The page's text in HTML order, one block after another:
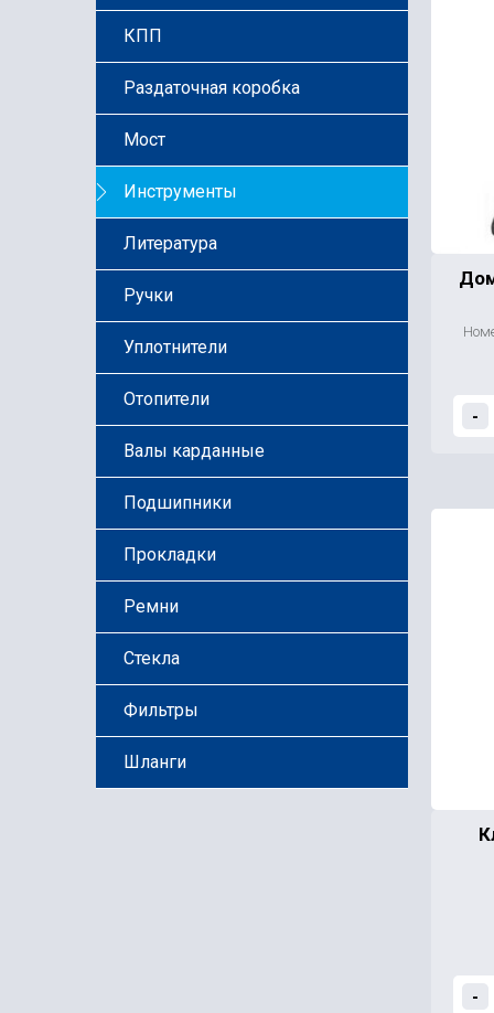
КПП
Раздаточная коробка
Мост
Инструменты
Литература
Ручки
Уплотнители
Отопители
Валы карданные
Подшипники
Прокладки
Ремни
Стекла
Фильтры
Шланги
-
-